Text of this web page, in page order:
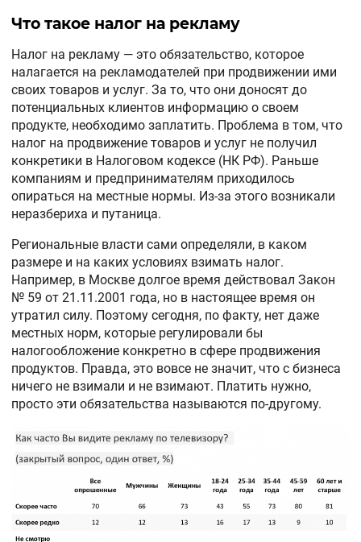
Что такое налог на рекламу
Налог на рекламу — это обязательство, которое
налагается на рекламодателей при продвижении ими
своих товаров и услуг. За то, что они доносят до
потенциальных клиентов информацию о своем
продукте, необходимо заплатить. Проблема в том, что
налог на продвижение товаров и услуг не получил
конкретики в Налоговом кодексе (НК РФ). Раньше
компаниям и предпринимателям приходилось
опираться на местные нормы. Из-за этого возникали
неразбериха и путаница.
Региональные власти сами определяли, в каком
размере и на каких условиях взимать налог.
Например, в Москве долгое время действовал Закон
№ 59 от 21.11.2001 года, но в настоящее время он
утратил силу. Поэтому сегодня, по факту, нет даже
местных норм, которые регулировали бы
налогообложение конкретно в сфере продвижения
продуктов. Правда, это вовсе не значит, что с бизнеса
ничего не взимали и не взимают. Платить нужно,
просто эти обязательства называются по-другому.